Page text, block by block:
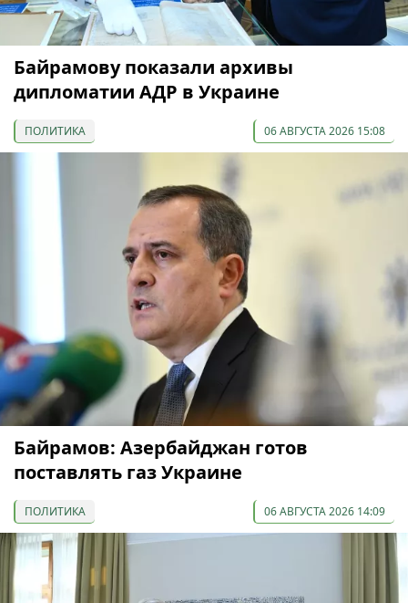
Байрамову показали архивы
дипломатии АДР в Украине
ПОЛИТИКА 06 АВГУСТА 2026 15:08
Байрамов: Азербайджан готов
поставлять газ Украине
ПОЛИТИКА 06 АВГУСТА 2026 14:09